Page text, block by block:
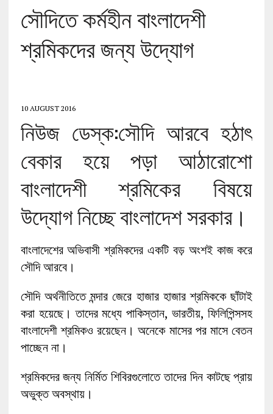
সৌদিতে কর্মহীন বাংলাদেশী
শ্রমিকদের জন্য উদ্যোগ
10 AUGUST 2016
নিউজ ডেস্ক:সৌদি আরবে হঠাৎ
বেকার হয়ে পড়া আঠারোশো
বাংলাদেশী শ্রমিকের বিষয়ে
উদ্যোগ নিচ্ছে বাংলাদেশ সরকার।
বাংলাদেশের অভিবাসী শ্রমিকদের একটি বড় অংশই কাজ করে
সৌদি আরবে।
সৌদি অর্থনীতিতে মন্দার জেরে হাজার হাজার শ্রমিককে ছাঁটাই
করা হয়েছে। তাদের মধ্যে পাকিস্তান, ভারতীয়, ফিলিপিন্সসহ
বাংলাদেশী শ্রমিকও রয়েছেন। অনেকে মাসের পর মাসে বেতন
পাচ্ছেন না।
শ্রমিকদের জন্য নির্মিত শিবিরগুলোতে তাদের দিন কাটছে প্রায়
অভুক্ত অবস্থায়।